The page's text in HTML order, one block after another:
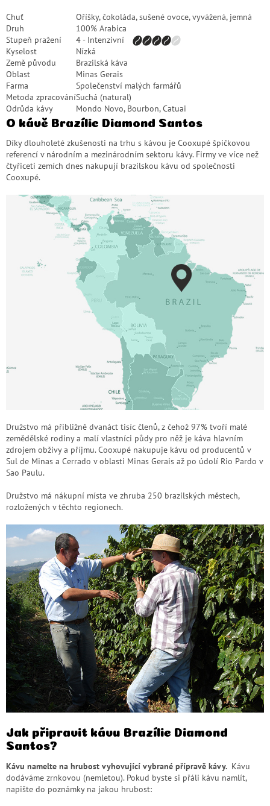
Chuť
Oříšky, čokoláda, sušené ovoce, vyvážená, jemná
Druh
100% Arabica
Stupeň pražení
4 - Intenzivní
Kyselost
Nízká
Země původu
Brazilská káva
Oblast
Minas Gerais
Farma
Společenství malých farmářů
Metoda zpracováníSuchá (natural)
Odrůda kávy
Mondo Novo, Bourbon, Catuai
O kávě Brazílie Diamond Santos
Díky dlouholeté zkušenosti na trhu s kávou je Cooxupé špičkovou
referencí v národním a mezinárodním sektoru kávy. Firmy ve více než
čtyřiceti zemích dnes nakupují brazilskou kávu od společnosti
Cooxupé.
Družstvo má přibližně dvanáct tisíc členů, z čehož 97% tvoří malé
zemědělské rodiny a malí vlastníci půdy pro něž je káva hlavním
zdrojem obživy a příjmu. Cooxupé nakupuje kávu od producentů v
Sul de Minas a Cerrado v oblasti Minas Gerais až po údolí Rio Pardo v
Sao Paulu.
Družstvo má nákupní místa ve zhruba 250 brazilských městech,
rozložených v těchto regionech.
Jak připravit kávu Brazílie Diamond
Santos?
Kávu namelte na hrubost vyhovující vybrané přípravě kávy. Kávu
dodáváme zrnkovou (nemletou). Pokud byste si přáli kávu namlít,
napište do poznámky na jakou hrubost: